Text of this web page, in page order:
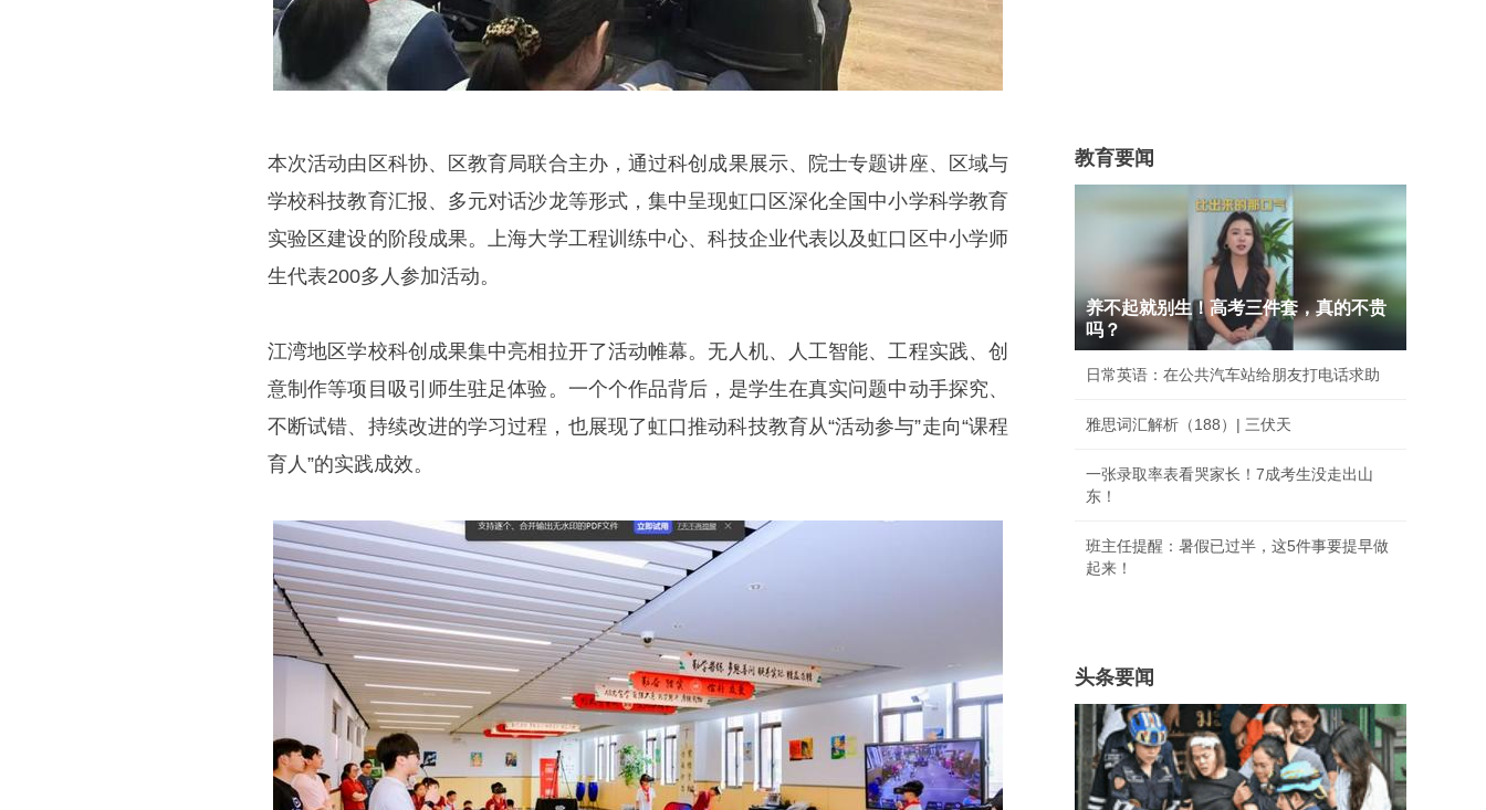
本次活动由区科协、区教育局联合主办，通过科创成果展示、院士专题讲座、区域与
学校科技教育汇报、多元对话沙龙等形式，集中呈现虹口区深化全国中小学科学教育
实验区建设的阶段成果。上海大学工程训练中心、科技企业代表以及虹口区中小学师
生代表200多人参加活动。
江湾地区学校科创成果集中亮相拉开了活动帷幕。无人机、人工智能、工程实践、创
意制作等项目吸引师生驻足体验。一个个作品背后，是学生在真实问题中动手探究、
不断试错、持续改进的学习过程，也展现了虹口推动科技教育从“活动参与”走向“课程
育人”的实践成效。
教育要闻
养不起就别生！高考三件套，真的不贵
吗？
日常英语：在公共汽车站给朋友打电话求助
雅思词汇解析（188）| 三伏天
一张录取率表看哭家长！7成考生没走出山
东！
班主任提醒：暑假已过半，这5件事要提早做
起来！
头条要闻